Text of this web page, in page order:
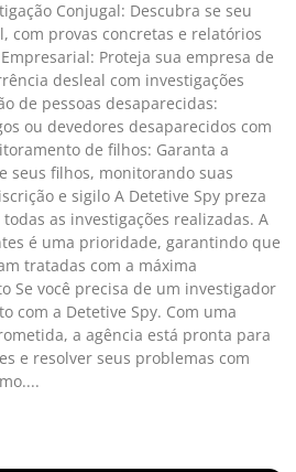
Conjugal: Descubra se seu
com provas concretas e relatórios
Proteja sua empresa de
desleal com investigações
de pessoas desaparecidas:
ou devedores desaparecidos com
de filhos: Garanta a
seus filhos, monitorando suas
e sigilo A Detetive Spy preza
as investigações realizadas. A
é uma prioridade, garantindo que
tratadas com a máxima
Se você precisa de um investigador
com a Detetive Spy. Com uma
a agência está pronta para
e resolver seus problemas com